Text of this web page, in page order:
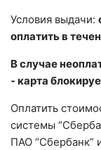
Условия выдачи:
оплатить в
В случае
- карта
Оплатить
системы
ПАО “Сбербанк”